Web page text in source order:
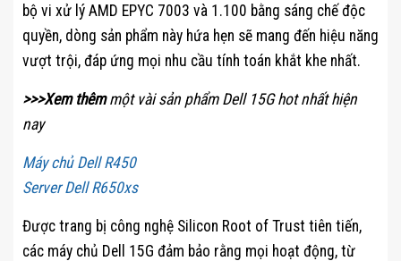
bộ vi xử lý AMD EPYC 7003 và 1.100 bằng sáng chế độc
quyền, dòng sản phẩm này hứa hẹn sẽ mang đến hiệu năng
vượt trội, đáp ứng mọi nhu cầu tính toán khắt khe nhất.
>>>Xem thêmmột vài sản phẩm Dell 15G hot nhất hiện
nay
Máy chủ Dell R450
Server Dell R650xs
Được trang bị công nghệ Silicon Root of Trust tiên tiến,
các máy chủ Dell 15G đảm bảo rằng mọi hoạt động, từ